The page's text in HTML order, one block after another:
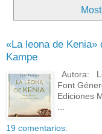
«La leona de Kenia»
Kampe
Autora:
Font
Ediciones
19 comentarios: